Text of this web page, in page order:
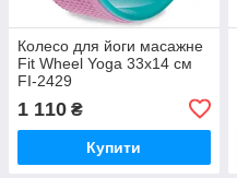
Колесо для йоги масажне
Fit Wheel Yoga 33х14 см
FI-2429
1 110 ₴
Купити